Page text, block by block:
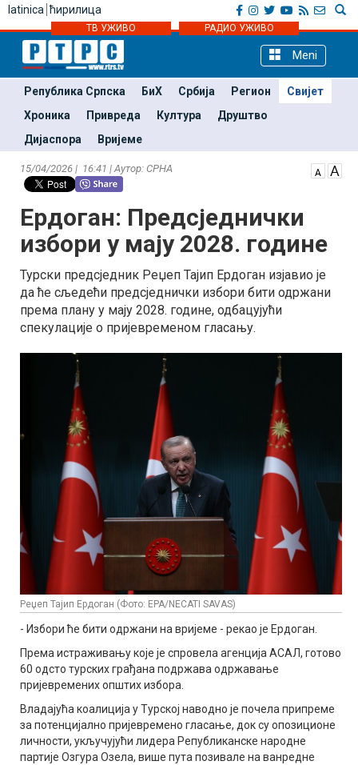
latinica ћирилица
ТВ УЖИВО РАДИО УЖИВО
Meni
Република Српска БиХ Србија Регион
Свијет
Хроника
Привреда Култура
Друштво
Дијаспора
Вријеме
15/04/2026 | 16:41 | Аутор: СРНА
Ердоган: Предсједнички
избори у мају 2028. године
Турски предсједник Реџеп Тајип Ердоган изјавио је
да ће сљедећи предсједнички избори бити одржани
према плану у мају 2028. године, одбацујући
спекулације о пријевременом гласању.
Реџеп Тајип Ердоган (Фото: EPA/NECATI SAVAS)
- Избори ће бити одржани на вријеме - рекао је Ердоган.
Према истраживању које је спровела агенција АСАЛ, готово
60 одсто турских грађана подржава одржавање
пријевремених општих избора.
Владајућа коалиција у Турској наводно је почела припреме
за потенцијално пријевремено гласање, док су опозиционе
личности, укључујући лидера Републиканске народне
партије Озгура Озела, више пута позивале на ванредне